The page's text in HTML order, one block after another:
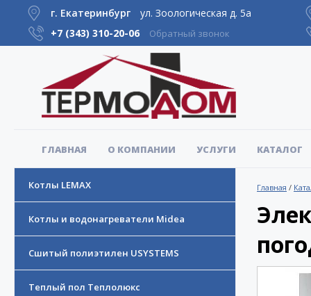
г. Екатеринбург
ул. Зоологическая д. 5а
+7 (343) 310-20-06 Обратный звонок
ГЛАВНАЯ О КОМПАНИИ УСЛУГИ КАТАЛОГ
Котлы LEMAX
Котлы и водонагреватели Midea
Сшитый полиэтилен USYSTEMS
Теплый пол Теплолюкс
Главная /